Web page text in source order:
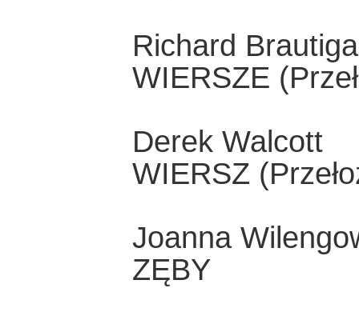
Richard
WIERSZE
Derek Walcott
WIERSZ
Joanna
ZĘBY